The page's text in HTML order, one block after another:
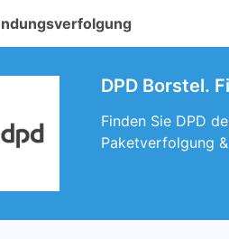
DPD Borstel.
Finden Sie DPD
Paketverfolgung